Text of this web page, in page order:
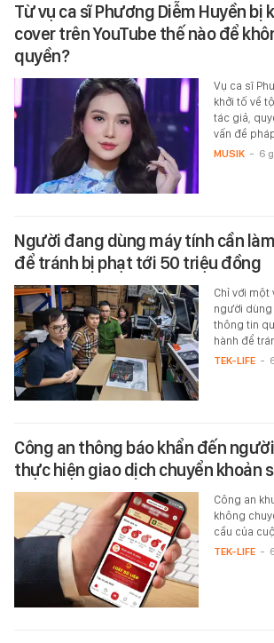
Từ vụ ca sĩ Phương Diễm Huyền bị
cover trên YouTube thế nào để
quyền?
Vụ ca sĩ
khởi tố về
tác giả,
vấn đề
MUSIK - 6
Người đang dùng máy tính cần
để tránh bị phạt tới 50 triệu đồng
Chỉ với một
người
thông tin
hành để
TEK-LIFE -
Công an thông báo khẩn đến
thực hiện giao dịch chuyển khoản
Công an
không
cầu của
TEK-LIFE -